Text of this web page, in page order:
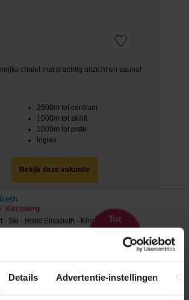
Details Advertentie-instellingen
chalet met prachtig uitzicht en sauna!
2500m tot centrum
1000m tot skilift
1000m tot piste
logies
Bekijk deze vakantie
Kirchberg
Tot
pp
korting